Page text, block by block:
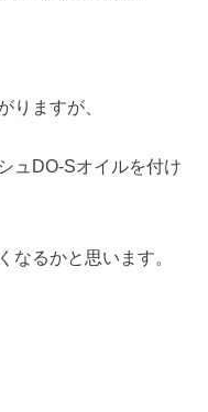
りますが、
ュDO-Sオイルを付け
なるかと思います。